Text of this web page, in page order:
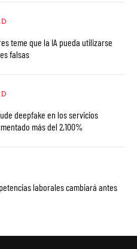
teme que la IA pueda utilizarse
falsas
deepfake en los servicios
más del 2,100%
laborales cambiará antes